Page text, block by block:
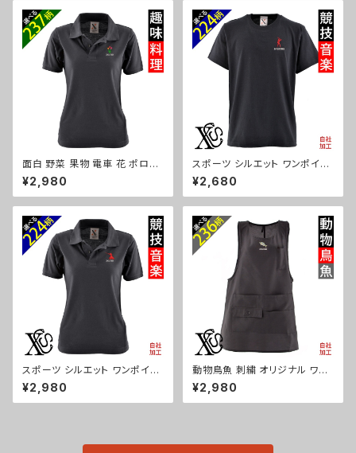
カー バスケ テニス 誕生日 ori-
am-tst6-g08-s
ズ 文字 面白い おもしろ 卒団
記念品 部活 卒業 ori-am-poh
2-r08-s
面白 野菜 果物 電車 花 ポロシ
ャツ リアル 刺繍 プレゼント 半
袖 レディース オリジナル 無地
ワンポイント ロゴ おしゃれ ゴル
ッズ ori-aw-poh2-b09-s
¥2,980
スポーツ シルエット ワンポイン
ト 刺繍 プレゼント 5.6oz オリ
ジナル 半袖 Tシャツ メンズ ロ
ゴ おしゃれ tシャツ 無地 カット
紺 自社ブランド 父の日 お祭り
トップス グッズ 文字 面白い お
もしろ 卒団 記念品 部活 卒業 o
ri-am-tst2-b08-s
¥2,680
スポーツ シルエット ワンポイン
ト 刺繍 半袖 ポロシャツ レディ
ース オリジナル 無地 ロゴ おし
ゃれ ゴルフ 吸汗速乾 黒 ブラッ
¥2,980
動物鳥魚 刺繍 オリジナル ワン
ポイント エプロン プレゼント ワ
ンピース レディース 撥水加工
おしゃれ かわいい 脇ボタン マ
¥2,980